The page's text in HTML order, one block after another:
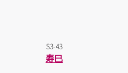
S3-43
寿巳